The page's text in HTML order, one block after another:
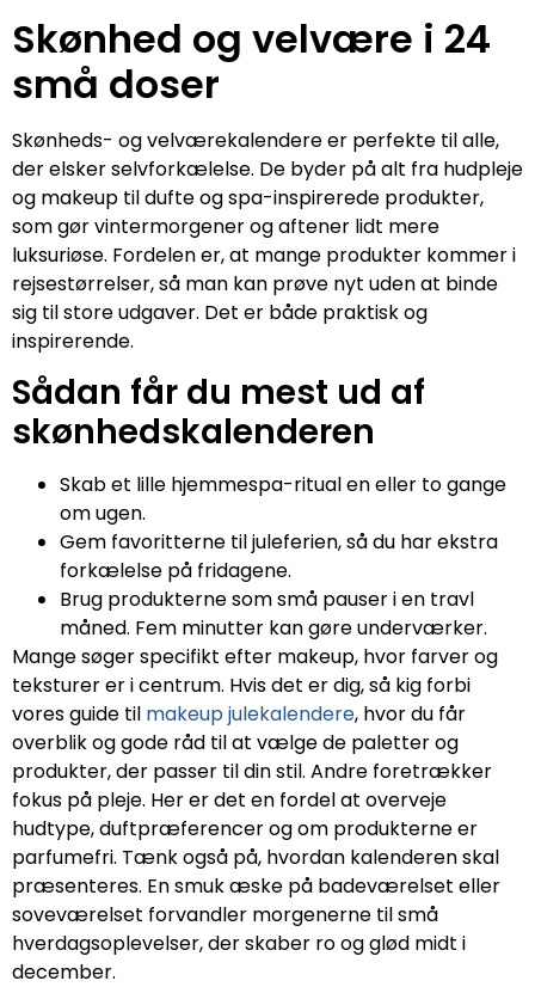
Skønhed og velvære i 24
små doser
Skønheds- og velværekalendere er perfekte til alle,
der elsker selvforkælelse. De byder på alt fra hudpleje
og makeup til dufte og spa-inspirerede produkter,
som gør vintermorgener og aftener lidt mere
luksuriøse. Fordelen er, at mange produkter kommer i
rejsestørrelser, så man kan prøve nyt uden at binde
sig til store udgaver. Det er både praktisk og
inspirerende.
Sådan får du mest ud af
skønhedskalenderen
Skab et lille hjemmespa-ritual en eller to gange
om ugen.
Gem favoritterne til juleferien, så du har ekstra
forkælelse på fridagene.
Brug produkterne som små pauser i en travl
måned. Fem minutter kan gøre underværker.
Mange søger specifikt efter makeup, hvor farver og
teksturer er i centrum. Hvis det er dig, så kig forbi
vores guide til makeup julekalendere, hvor du får
overblik og gode råd til at vælge de paletter og
produkter, der passer til din stil. Andre foretrækker
fokus på pleje. Her er det en fordel at overveje
hudtype, duftpræferencer og om produkterne er
parfumefri. Tænk også på, hvordan kalenderen skal
præsenteres. En smuk æske på badeværelset eller
soveværelset forvandler morgenerne til små
hverdagsoplevelser, der skaber ro og glød midt i
december.